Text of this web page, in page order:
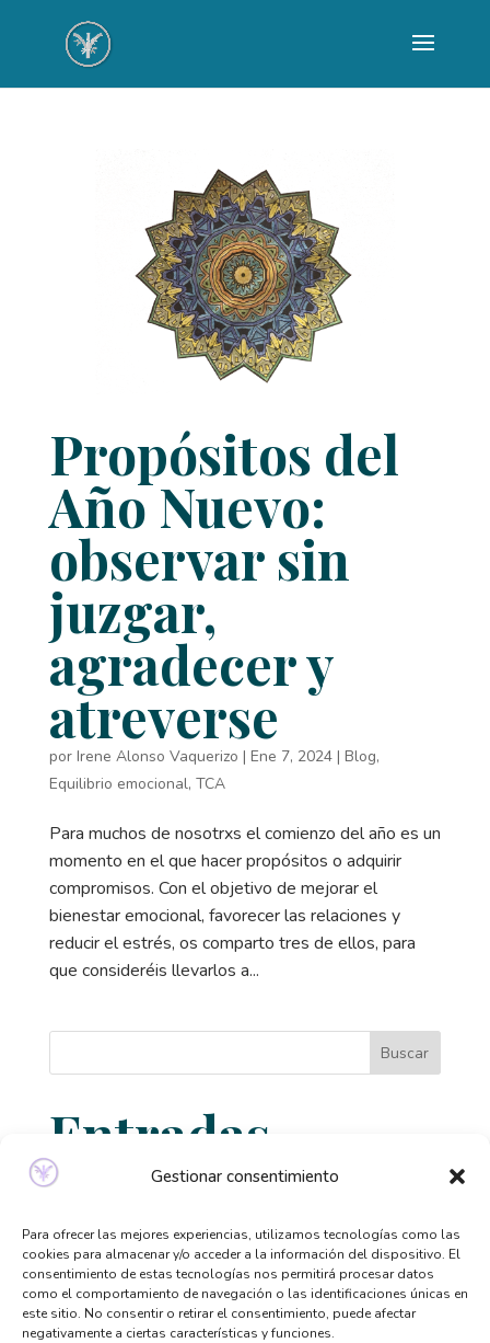
Gestionar consentimiento
Para ofrecer las mejores experiencias, utilizamos tecnologías como las
cookies para almacenar y/o acceder a la información del dispositivo. El
consentimiento de estas tecnologías nos permitirá procesar datos
como el comportamiento de navegación o las identificaciones únicas en
este sitio. No consentir o retirar el consentimiento, puede afectar
negativamente a ciertas características y funciones.
Propósitos del
Año Nuevo:
observar sin
juzgar,
agradecer y
atreverse
por Irene Alonso Vaquerizo | Ene 7, 2024| Blog,
Equilibrio emocional, TCA
Para muchos de nosotrxs el comienzo del año es un
momento en el que hacer propósitos o adquirir
compromisos. Con el objetivo de mejorar el
bienestar emocional, favorecer las relaciones y
reducir el estrés, os comparto tres de ellos, para
que consideréis llevarlos a...
Buscar
Entradas
recientes
Relación entre ansiedad, perfeccionismo y
trastornos alimentarios
Señales de que necesitas ayuda psicológica y no lo
sabías